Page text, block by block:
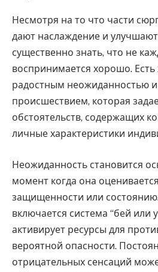
Несмотря на то что части
дают наслаждение и
существенно знать, что не
воспринимается хорошо. Есть
радостным неожиданностью
происшествием, которая
обстоятельств, содержащих
личные характеристики
Неожиданность становится
момент когда она
защищенности или состоянию.
включается система “бей или
активирует ресурсы для
вероятной опасности.
отрицательных сенсаций